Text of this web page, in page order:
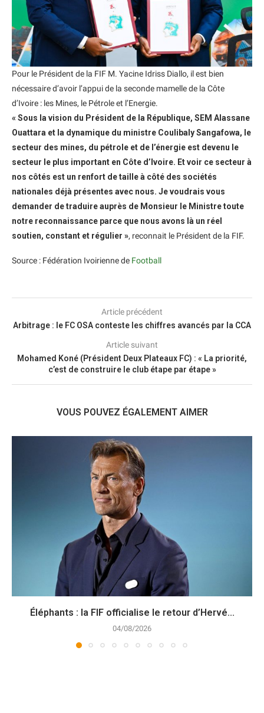
Pour le Président de la FIF M. Yacine Idriss Diallo, il est bien
nécessaire d’avoir l’appui de la seconde mamelle de la Côte
d’Ivoire : les Mines, le Pétrole et l’Energie.
« Sous la vision du Président de la République, SEM Alassane
Ouattara et la dynamique du ministre Coulibaly Sangafowa, le
secteur des mines, du pétrole et de l’énergie est devenu le
secteur le plus important en Côte d’Ivoire. Et voir ce secteur à
nos côtés est un renfort de taille à côté des sociétés
nationales déjà présentes avec nous. Je voudrais vous
demander de traduire auprès de Monsieur le Ministre toute
notre reconnaissance parce que nous avons là un réel
soutien, constant et régulier », reconnait le Président de la FIF.
Source : Fédération Ivoirienne de Football
Article précédent
Arbitrage : le FC OSA conteste les chiffres avancés par la CCA
Article suivant
Mohamed Koné (Président Deux Plateaux FC) : « La priorité,
c’est de construire le club étape par étape »
VOUS POUVEZ ÉGALEMENT AIMER
Éléphants : la FIF officialise le retour d’Hervé...
04/08/2026